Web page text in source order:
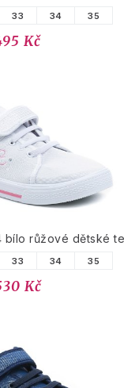
33 34 35
Kč
bílo růžové dětské
33 34 35
Kč